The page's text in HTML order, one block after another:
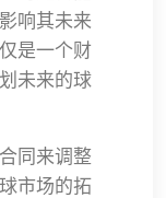
响其未来
是一个财
未来的球
同来调整
市场的拓